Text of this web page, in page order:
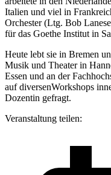
Italien und viel in
Orchester (Ltg. Bob
für das Goethe Institut in
Heute lebt sie in Bremen
Musik und Theater in
Essen und an der
auf diversenWorkshops
Dozentin gefragt.
Veranstaltung teilen: